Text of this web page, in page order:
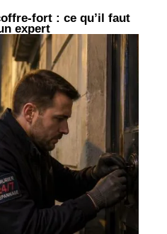
fort : ce qu’il faut
expert